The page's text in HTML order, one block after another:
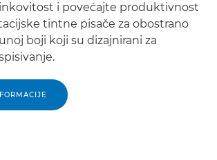
i povećajte produktivnost
tintne pisače za obostrano
boji koji su dizajnirani za